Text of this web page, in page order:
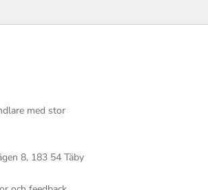
med stor
8, 183 54 Täby